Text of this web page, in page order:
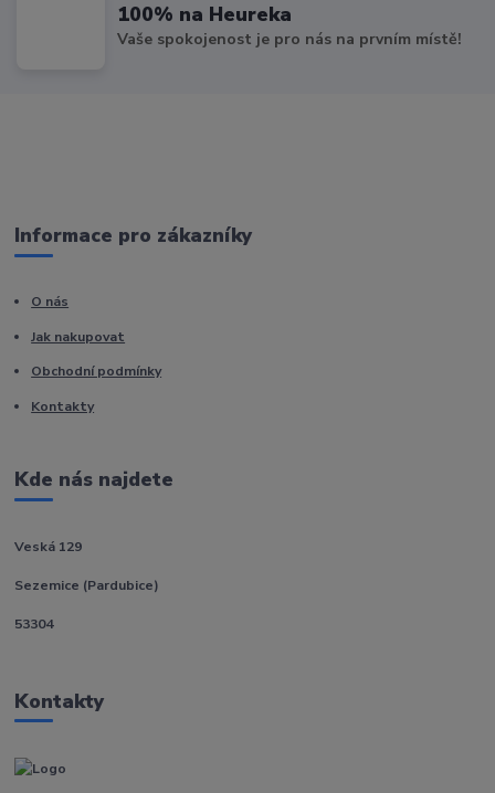
100% na Heureka
Vaše spokojenost je pro nás na prvním místě!
Informace pro zákazníky
O nás
Jak nakupovat
Obchodní podmínky
Kontakty
Kde nás najdete
Veská 129
Sezemice (Pardubice)
53304
Kontakty